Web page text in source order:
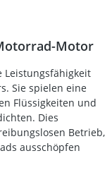
Ihres Motor
Leistungsfähigkeit
Sie spielen eine
Flüssigkeiten und
Dies
Betrieb,
ausschöpfen